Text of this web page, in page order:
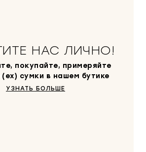
НАС ЛИЧНО!
покупайте, примеряйте
сумки в нашем бутике
УЗНАТЬ БОЛЬШЕ